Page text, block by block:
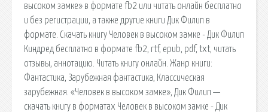
высоком замке» в формате fb2 или читать онлайн бесплатно
и без регистрации, а также другие книги Дик Филип в
формате. Скачать книгу Человек в высоком замке - Дик Филип
Киндред бесплатно в формате fb2, rtf, epub, pdf, txt, читать
отзывы, аннотацию. Читать книгу онлайн. Жанр книги:
Фантастика, Зарубежная фантастика, Классическая
зарубежная. «Человек в высоком замке», Дик Филип —
скачать книгу в форматах Человек в высоком замке - Дик